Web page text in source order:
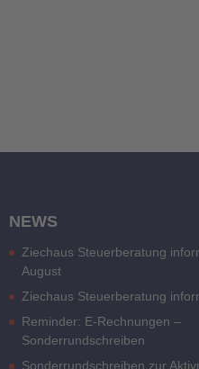
NEWS
Ziechaus Steuerberatung
August
Ziechaus Steuerberatung
Reminder: E-Rechnungen –
Sonderrundschreiben
Sonderrundschreiben zur